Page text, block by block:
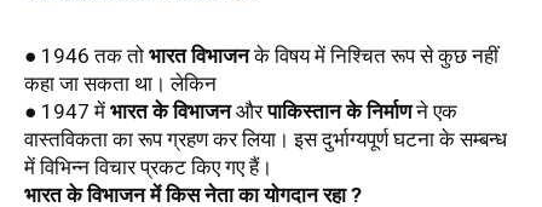
● 1946 तक तो भारत विभाजन के विषय में निश्चित रूप से कुछ नहीं
कहा जा सकता था। लेकिन
● 1947 में भारत के विभाजन और पाकिस्तान के निर्माण ने एक
वास्तविकता का रूप ग्रहण कर लिया। इस दुर्भाग्यपूर्ण घटना के सम्बन्ध
में विभिन्न विचार प्रकट किए गए हैं।
भारत के विभाजन में किस नेता का योगदान रहा ?